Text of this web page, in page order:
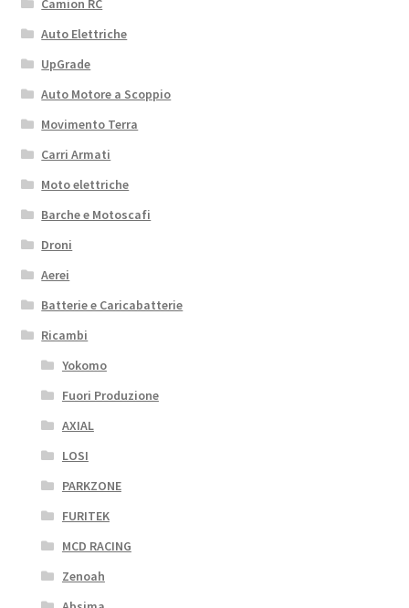
Camion RC
Auto Elettriche
UpGrade
Auto Motore a Scoppio
Movimento Terra
Carri Armati
Moto elettriche
Barche e Motoscafi
Droni
Aerei
Batterie e Caricabatterie
Ricambi
Yokomo
Fuori Produzione
AXIAL
LOSI
PARKZONE
FURITEK
MCD RACING
Zenoah